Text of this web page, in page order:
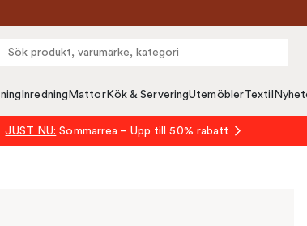
Inredning MattorKök & ServeringUtemöblerTextil
JUST NU: Sommarrea – Upp till 50% rabatt